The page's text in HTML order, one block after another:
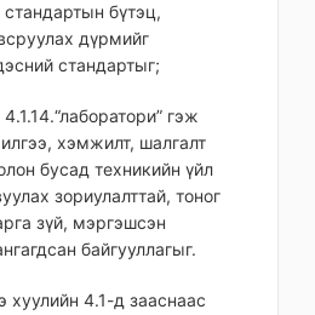
бүтэц,
дүрмийг
стандартыг;
4.1.14.“лаборатори” гэж
хэмжилт, шалгалт
бусад техникийн үйл
зориулалттай, тоног
зүй, мэргэшсэн
байгууллагыг.
хуулийн 4.1-д зааснаас